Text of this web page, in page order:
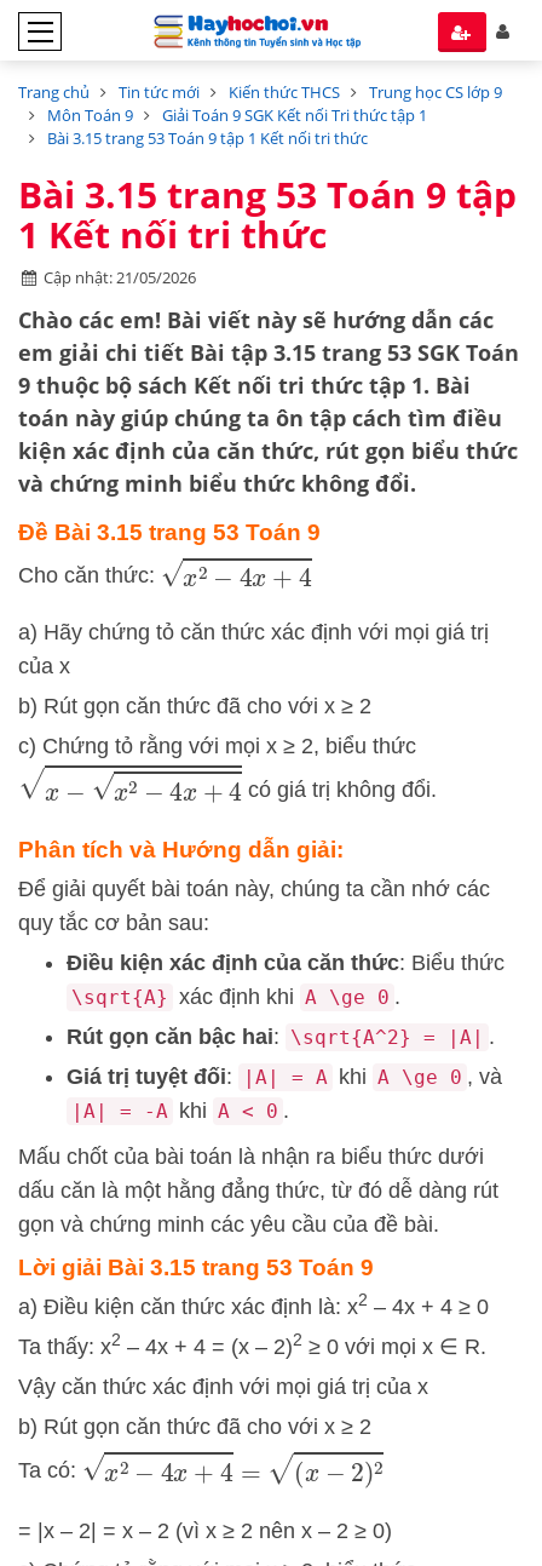
Trang chủ Tin tức mới Kiến thức THCS
Trung học CS lớp 9
Môn Toán 9
Giải Toán 9 SGK Kết nối Tri thức tập 1
Bài 3.15 trang 53 Toán 9 tập 1 Kết nối tri thức
Bài 3.15 trang 53 Toán 9 tập
1 Kết nối tri thức
Cập nhật: 21/05/2026
Chào các em! Bài viết này sẽ hướng dẫn các
em giải chi tiết Bài tập 3.15 trang 53 SGK Toán
9 thuộc bộ sách Kết nối tri thức tập 1. Bài
toán này giúp chúng ta ôn tập cách tìm điều
kiện xác định của căn thức, rút gọn biểu thức
và chứng minh biểu thức không đổi.
Đề Bài 3.15 trang 53 Toán 9
Cho căn thức: x2−4x +4
a) Hãy chứng tỏ căn thức xác định với mọi giá trị
của x
b) Rút gọn căn thức đã cho với x ≥ 2
c) Chứng tỏ rằng với mọi x ≥ 2, biểu thức
x−x 4x+4 có giá trị không đổi.
Phân tích và Hướng dẫn giải:
Để giải quyết bài toán này, chúng ta cần nhớ các
quy tắc cơ bản sau:
Điều kiện xác định của căn thức: Biểu thức
\sqrt{A} xác định khi A \ge 0 .
Rút gọn căn bậc hai: \sqrt{A^2} = |A| .
Giá trị tuyệt đối: |A| = A khi A \ge 0 , và
|A| = -A khi A < 0 .
Mấu chốt của bài toán là nhận ra biểu thức dưới
dấu căn là một hằng đẳng thức, từ đó dễ dàng rút
gọn và chứng minh các yêu cầu của đề bài.
Lời giải Bài 3.15 trang 53 Toán 9
a) Điều kiện căn thức xác định là: x2 – 4x + 4 ≥ 0
Ta thấy: x2 – 4x + 4 = (x – 2)2 ≥ 0 với mọi x ∈ R.
Vậy căn thức xác định với mọi giá trị của x
b) Rút gọn căn thức đã cho với x ≥ 2
Ta có: x2−4x +4=(x− 2) 2
= |x – 2| = x – 2 (vì x ≥ 2 nên x – 2 ≥ 0)